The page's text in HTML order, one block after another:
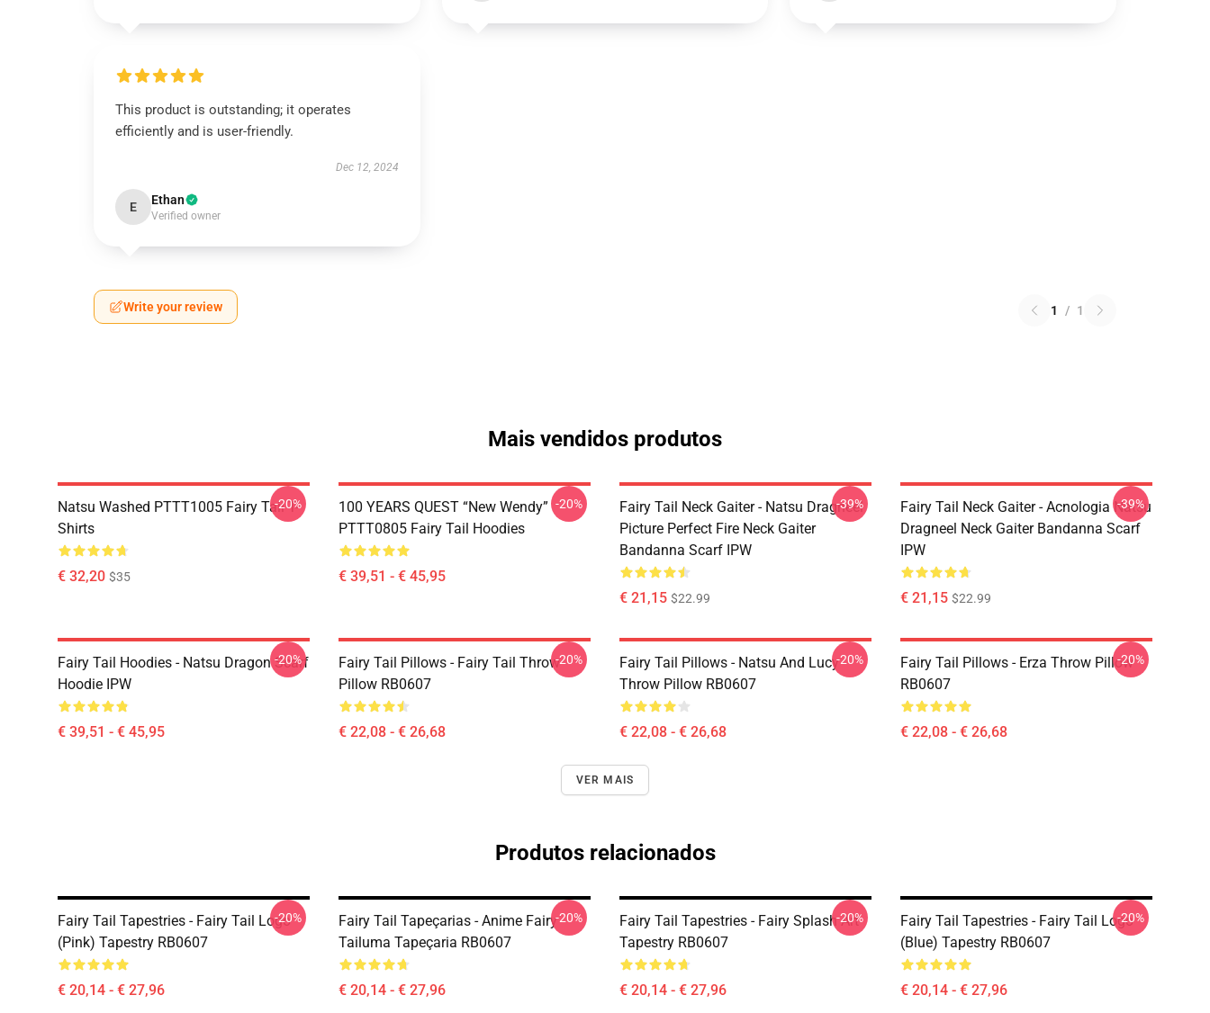
This product is outstanding; it operates
efficiently and is user-friendly.
Dec 12, 2024
E Ethan
Verified owner
Write your review 1 / 1
Mais vendidos produtos
Natsu Washed PTTT1005 Fairy Tail T-
Shirts
€ 32,20 $35
-20%
100 YEARS QUEST “New Wendy”
PTTT0805 Fairy Tail Hoodies
€ 39,51 - € 45,95
-20%
Fairy Tail Neck Gaiter - Natsu Dragneel
Picture Perfect Fire Neck Gaiter
Bandanna Scarf IPW
€ 21,15 $22.99
-39%
Fairy Tail Neck Gaiter - Acnologia Natsu
Dragneel Neck Gaiter Bandanna Scarf
IPW
€ 21,15 $22.99
-39%
Fairy Tail Hoodies - Natsu Dragon Scarf
Hoodie IPW
€ 39,51 - € 45,95
-20%
Fairy Tail Pillows - Fairy Tail Throw
Pillow RB0607
€ 22,08 - € 26,68
-20%
Fairy Tail Pillows - Natsu And Lucy
Throw Pillow RB0607
€ 22,08 - € 26,68
-20%
Fairy Tail Pillows - Erza Throw Pillow
RB0607
€ 22,08 - € 26,68
-20%
VER MAIS
Produtos relacionados
Fairy Tail Tapestries - Fairy Tail Logo
(pink) Tapestry RB0607
€ 20,14 - € 27,96
-20%
Fairy Tail Tapeçarias - Anime Fairy
Tailuma Tapeçaria RB0607
€ 20,14 - € 27,96
-20%
Fairy Tail Tapestries - Fairy Splash Art
Tapestry RB0607
€ 20,14 - € 27,96
-20%
Fairy Tail Tapestries - Fairy Tail Logo
(blue) Tapestry RB0607
€ 20,14 - € 27,96
-20%